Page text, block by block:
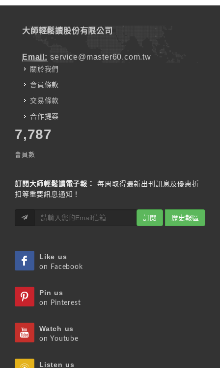
大師輕鬆讀股份有限公司
Email: service@master60.com.tw
關於我們
會員條款
交易條款
合作提案
7,787
會員數
訂閱大師輕鬆讀電子報：
每周取得最新出刊訊息及優惠折
扣等重要訊息通知！
訂閱 歷史報區
Like us
on Facebook
Pin us
on Pinterest
Watch us
on Youtube
Listen us